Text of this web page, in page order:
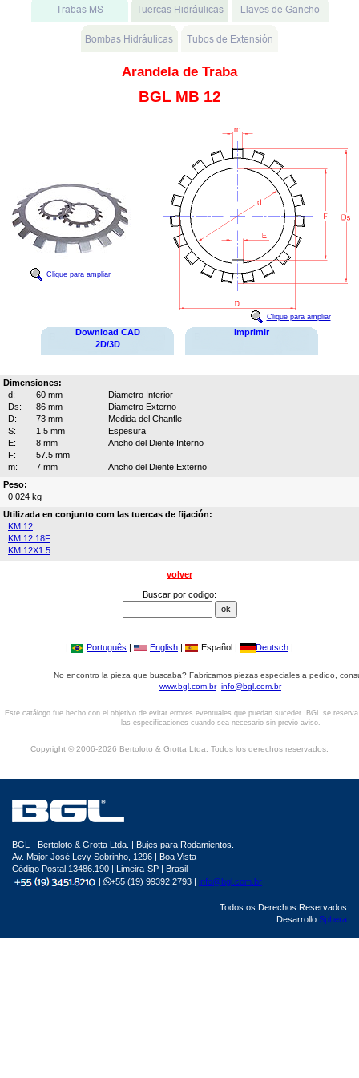
Arandela de Traba
BGL MB 12
Clique para ampliar
Clique para ampliar
Download CAD
2D/3D
Imprimir
Dimensiones:
d:
60 mm
Diametro Interior
Ds:
86 mm
Diametro Externo
D:
73 mm
Medida del Chanfle
S:
1.5 mm
Espesura
E:
8 mm
Ancho del Diente Interno
F:
57.5 mm
m:
7 mm
Ancho del Diente Externo
Peso:
0.024 kg
Utilizada en conjunto com las tuercas de fijación:
KM 12
KM 12 18F
KM 12X1.5
volver
Buscar por codigo:
| Português | English | Español | Deutsch |
No encontro la pieza que buscaba? Fabricamos piezas especiales a pedido,
www.bgl.com.br info@bgl.com.br
Este catálogo fue hecho con el objetivo de evitar errores eventuales que puedan suceder. BGL se
las especificaciones cuando sea necesario sin previo aviso.
Copyright © 2006-2026 Bertoloto & Grotta Ltda. Todos los derechos reservados.
BGL - Bertoloto & Grotta Ltda. | Bujes para Rodamientos.
Av. Major José Levy Sobrinho, 1296 | Boa Vista
Código Postal 13486.190 | Limeira-SP | Brasil
|
+55 (19) 99392.2793 | info@bgl.com.br
Todos os Derechos Reservados
Desarrollo Sphera